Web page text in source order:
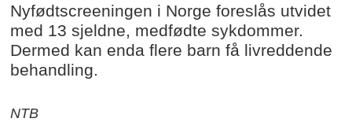
Nyfødtscreeningen i Norge foreslås utvidet
med 13 sjeldne, medfødte sykdommer.
Dermed kan enda flere barn få livreddende
behandling.
NTB